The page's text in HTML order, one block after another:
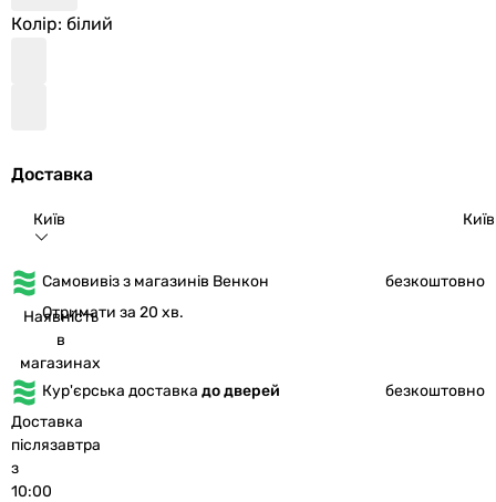
Колір: білий
Доставка
Київ Київ
Самовивіз з магазинів Венкон
безкоштовно
Наявність
в
магазинах
Отримати за 20 хв.
Кур'єрська доставка до дверей
безкоштовно
Доставка
післязавтра
з
10:00